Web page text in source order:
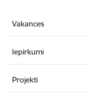
Vakances
Iepirkumi
Projekti